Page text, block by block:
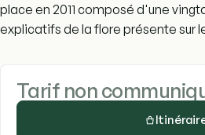
place en 2011 composé d'une
explicatifs de la flore présente sur
Tarif non